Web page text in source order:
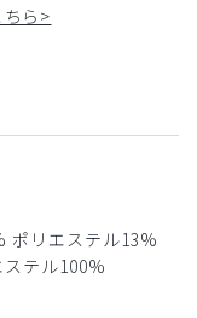
ら>
リエステル13%
テル100%